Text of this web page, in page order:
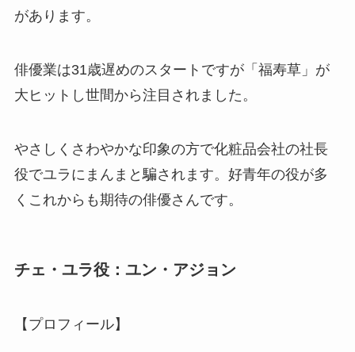
があります。
俳優業は31歳遅めのスタートですが「福寿草」が
大ヒットし世間から注目されました。
やさしくさわやかな印象の方で化粧品会社の社長
役でユラにまんまと騙されます。好青年の役が多
くこれからも期待の俳優さんです。
チェ・ユラ役：ユン・アジョン
【プロフィール】